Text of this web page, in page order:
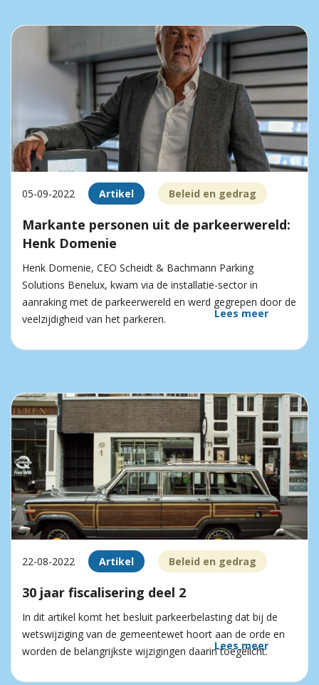
05-09-2022 Artikel Beleid en gedrag
Markante personen uit de parkeerwereld:
Henk Domenie
Henk Domenie, CEO Scheidt & Bachmann Parking
Solutions Benelux, kwam via de installatie-sector in
aanraking met de parkeerwereld en werd gegrepen door de
veelzijdigheid van het parkeren.
Lees meer
22-08-2022 Artikel Beleid en gedrag
30 jaar fiscalisering deel 2
In dit artikel komt het besluit parkeerbelasting dat bij de
wetswijziging van de gemeentewet hoort aan de orde en
worden de belangrijkste wijzigingen daarin toegelicht.
Lees meer